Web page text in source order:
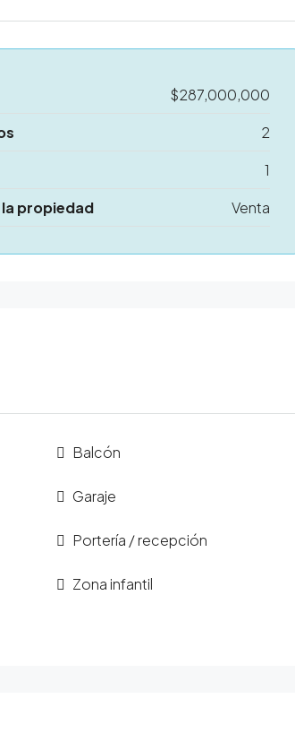
$287,000,000
2
1
propiedad Venta
Balcón
Garaje
Portería / recepción
Zona infantil